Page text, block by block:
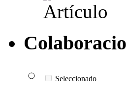
Seleccionado